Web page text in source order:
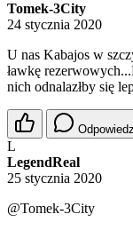
Tomek-3City
24 stycznia 2020
U nas Kabajos w
ławkę
nich odnalazłby się
Odpowiedz
L
LegendReal
25 stycznia 2020
@Tomek-3City